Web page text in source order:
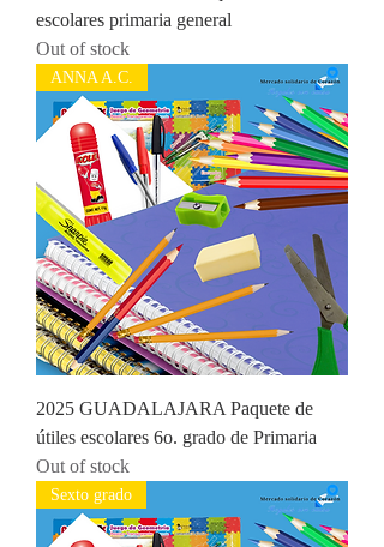
escolares primaria general
Out of stock
ANNA A.C.
2025 GUADALAJARA Paquete de
útiles escolares 6o. grado de Primaria
Out of stock
Sexto grado